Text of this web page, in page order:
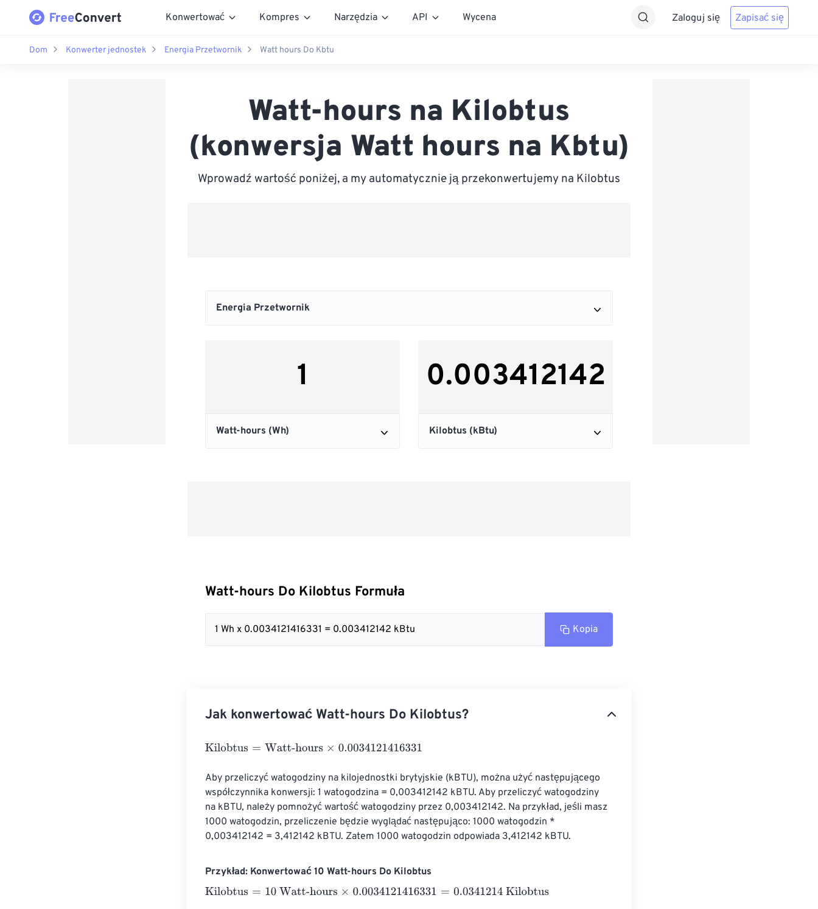
Konwertować Kompres Narzędzia API Wycena Zaloguj się Zapisać się
Dom Konwerter jednostek Energia Przetwornik Watt hours Do Kbtu
Watt-hours na Kilobtus
(konwersja Watt hours na Kbtu)
Wprowadź wartość poniżej, a my automatycznie ją przekonwertujemy na Kilobtus
Watt-hours Do Kilobtus Formuła
1 Wh x 0.0034121416331 = 0.003412142 kBtu Kopia
Jak konwertować Watt-hours Do Kilobtus?
Kilobtus= Watt-hours×0.0034121416331
Aby przeliczyć watogodziny na kilojednostki brytyjskie (kBTU), można użyć następującego
współczynnika konwersji: 1 watogodzina = 0,003412142 kBTU. Aby przeliczyć watogodziny
na kBTU, należy pomnożyć wartość watogodziny przez 0,003412142. Na przykład, jeśli masz
1000 watogodzin, przeliczenie będzie wyglądać następująco: 1000 watogodzin *
0,003412142 = 3,412142 kBTU. Zatem 1000 watogodzin odpowiada 3,412142 kBTU.
Przykład: Konwertować 10 Watt-hours Do Kilobtus
Kilobtus= 10 Watt-hours×0.0034121416331=0.0341214 Kilobtus